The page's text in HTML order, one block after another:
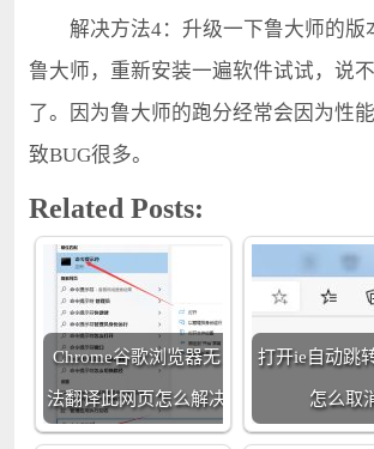
解决方法4：升级一下鲁大师的版
鲁大师，重新安装一遍软件试试，说
了。因为鲁大师的跑分经常会因为性
致BUG很多。
Related Posts:
Chrome谷歌浏览器无
法翻译此网页怎么解决
打开ie自动跳
怎么取